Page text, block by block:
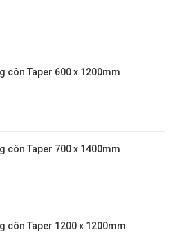
côn Taper 600 x 1200mm
côn Taper 700 x 1400mm
côn Taper 1200 x 1200mm